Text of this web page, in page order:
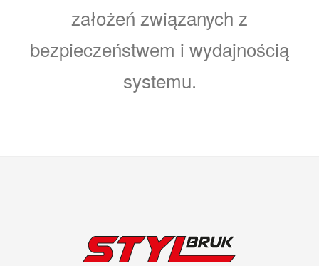
założeń związanych z
bezpieczeństwem i wydajnością
systemu.